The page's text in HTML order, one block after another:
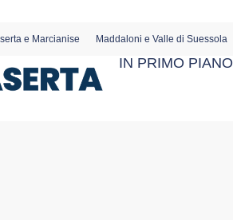
e Marcianise Maddaloni e Valle di Suessola
IN PRIMO PIANO